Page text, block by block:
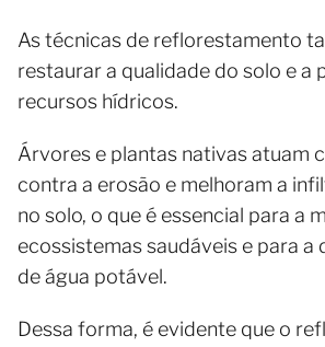
As técnicas de reflorestamento
restaurar a qualidade do solo e a
recursos hídricos.
Árvores e plantas nativas atuam
contra a erosão e melhoram a
no solo, o que é essencial para a
ecossistemas saudáveis e para a
de água potável.
Dessa forma, é evidente que o